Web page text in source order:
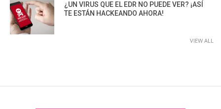
¿UN VIRUS QUE EL EDR NO PUEDE VER? ¡ASÍ
TE ESTÁN HACKEANDO AHORA!
VIEW ALL